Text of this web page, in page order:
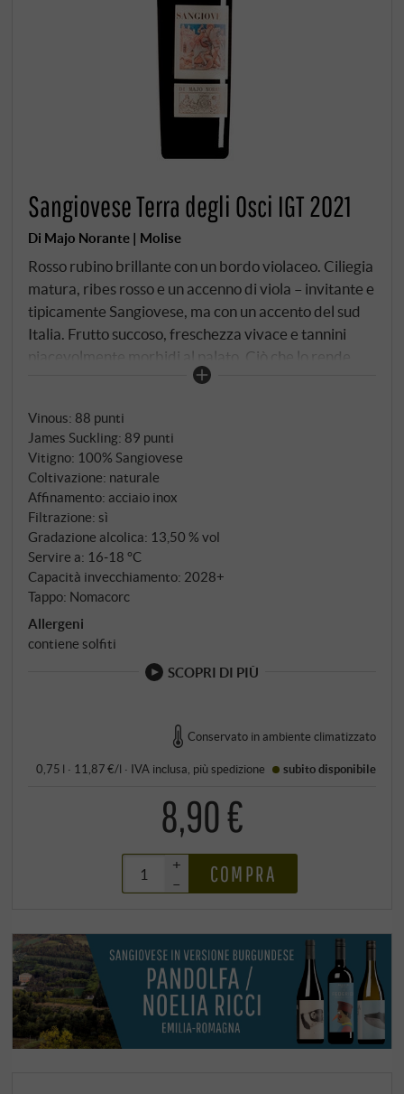
Sangiovese Terra degli Osci IGT 2021
Di Majo Norante | Molise
Rosso rubino brillante con un bordo violaceo. Ciliegia
matura, ribes rosso e un accenno di viola – invitante e
tipicamente Sangiovese, ma con un accento del sud
Italia. Frutto succoso, freschezza vivace e tannini
piacevolmente morbidi al palato. Ciò che lo rende
speciale è la sua origine: il Molise – remoto,
forte e dal sapore particolare. La maturazione in
vasche di acciaio inox ne preserva la freschezza e la
purezza, mentre il sole delle colline di Osci ne
assicura la pienezza. Un Sangiovese purista, prodotto
con metodo biologico, con un entusiasmante profilo
mediterraneo – e non dalla Toscana, ma dal Molise.
SUPERIORE.DE
Vinous: 88 punti
James Suckling: 89 punti
Vitigno: 100% Sangiovese
Coltivazione: naturale
Affinamento: acciaio inox
Filtrazione: sì
Gradazione alcolica: 13,50 % vol
Servire a: 16‑18 °C
Capacità invecchiamento: 2028+
Tappo: Nomacorc
Allergeni
contiene solfiti
SCOPRI DI PIÙ
Conservato in ambiente climatizzato
0,75 l · 11,87 €/l · IVA inclusa , piùspedizione subito disponibile
8,90 €
+
–
COMPRA